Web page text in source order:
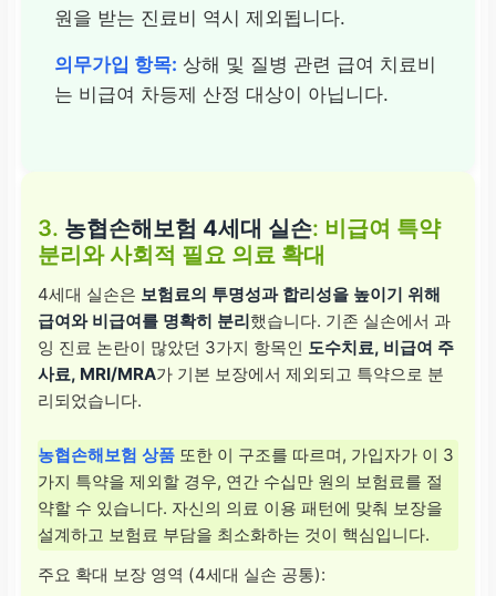
300% 할증 (최대)
원을 받는 진료비 역시 제외됩니다.
의무가입 항목: 상해 및 질병 관련 급여 치료비
는 비급여 차등제 산정 대상이 아닙니다.
3. 농협손해보험 4세대 실손: 비급여 특약
분리와 사회적 필요 의료 확대
4세대 실손은 보험료의 투명성과 합리성을 높이기 위해
급여와 비급여를 명확히 분리했습니다. 기존 실손에서 과
잉 진료 논란이 많았던 3가지 항목인 도수치료, 비급여 주
사료, MRI/MRA가 기본 보장에서 제외되고 특약으로 분
리되었습니다.
농협손해보험 상품 또한 이 구조를 따르며, 가입자가 이 3
가지 특약을 제외할 경우, 연간 수십만 원의 보험료를 절
약할 수 있습니다. 자신의 의료 이용 패턴에 맞춰 보장을
설계하고 보험료 부담을 최소화하는 것이 핵심입니다.
주요 확대 보장 영역 (4세대 실손 공통):